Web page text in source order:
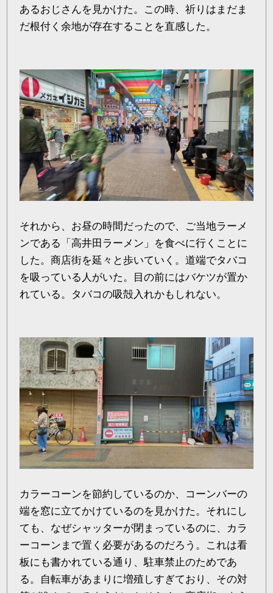
あるおじさんを見かけた。この時、祈りはまだま
だ根付く余地が存在することを直感した。
それから、お昼の時間だったので、ご当地ラーメ
ンである「高井田ラーメン」を食べに行くことに
した。商店街を延々と歩いていく。道端でタバコ
を吸っている人がいた。目の前にはバケツが置か
れている。タバコの吸殻入れかもしれない。
カラーコーンを節約しているのか、コーンバーの
端を窓に立てかけているのを見かけた。それにし
ても、なぜシャッターが閉まっているのに、カラ
ーコーンまで置く必要があるのだろう。これは看
板にも書かれている通り、駐車禁止のためであ
る。自転車があまりに増殖しすぎており、その対